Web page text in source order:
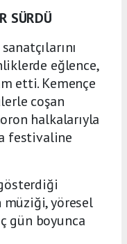
SÜRDÜ
eğlence,
etti. Kemençe
coşan
halkalarıyla
festivaline
müziği, yöresel
gün boyunca